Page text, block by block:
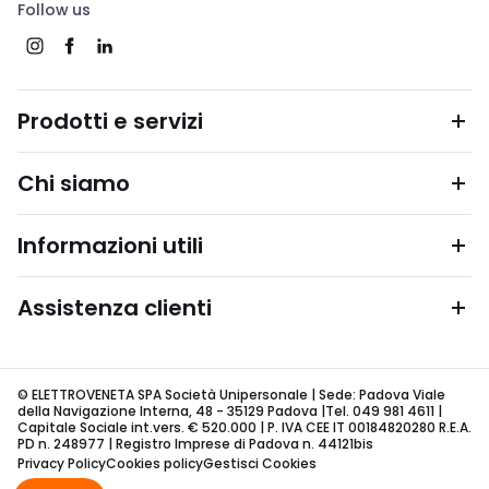
Follow us
Prodotti e servizi
Chi siamo
Informazioni utili
Assistenza clienti
© ELETTROVENETA SPA Società Unipersonale | Sede: Padova Viale
della Navigazione Interna, 48 - 35129 Padova |Tel. 049 981 4611 |
Capitale Sociale int.vers. € 520.000 | P. IVA CEE IT 00184820280 R.E.A.
PD n. 248977 | Registro Imprese di Padova n. 44121bis
Privacy PolicyCookies policyGestisci Cookies